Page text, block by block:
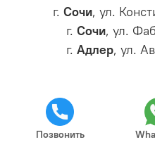
г. Сочи, ул.
г. Сочи, ул.
г. Адлер, ул.
Позвонить